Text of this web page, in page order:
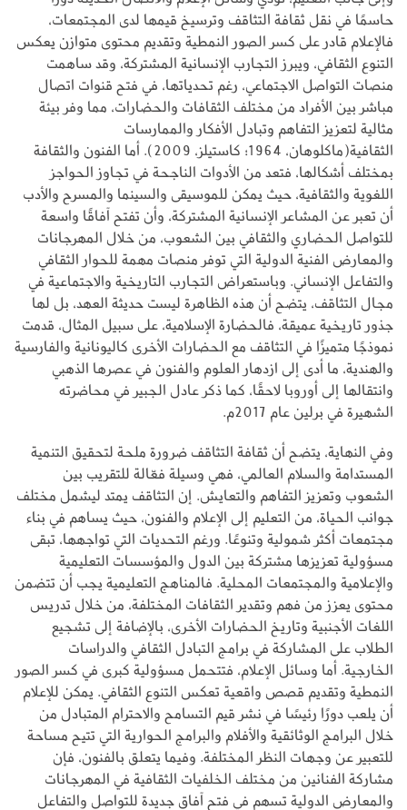
حاسمًا في نقل ثقافة التثاقف وترسيخ قيمها لدى المجتمعات،
فالإعلام قادر على كسر الصور النمطية وتقديم محتوى متوازن يعكس
التنوع الثقافي، ويبرز التجارب الإنسانية المشتركة، وقد ساهمت
منصات التواصل الاجتماعي، رغم تحدياتها، في فتح قنوات اتصال
مباشر بين الأفراد من مختلف الثقافات والحضارات، مما وفر بيئة
مثالية لتعزيز التفاهم وتبادل الأفكار والممارسات
الثقافية(ماكلوهان، 1964؛ كاستيلز، 2009). أما الفنون والثقافة
بمختلف أشكالها، فتعد من الأدوات الناجحة في تجاوز الحواجز
اللغوية والثقافية، حيث يمكن للموسيقى والسينما والمسرح والأدب
أن تعبر عن المشاعر الإنسانية المشتركة، وأن تفتح آفاقًا واسعة
للتواصل الحضاري والثقافي بين الشعوب، من خلال المهرجانات
والمعارض الفنية الدولية التي توفر منصات مهمة للحوار الثقافي
والتفاعل الإنساني. وباستعراض التجارب التاريخية والاجتماعية في
مجال التثاقف، يتضح أن هذه الظاهرة ليست حديثة العهد، بل لها
جذور تاريخية عميقة، فالحضارة الإسلامية، على سبيل المثال، قدمت
نموذجًا متميزًا في التثاقف مع الحضارات الأخرى كاليونانية والفارسية
والهندية، ما أدى إلى ازدهار العلوم والفنون في عصرها الذهبي
وانتقالها إلى أوروبا لاحقًا، كما ذكر عادل الجبير في محاضرته
الشهيرة في برلين عام 2017م.
وفي النهاية، يتضح أن ثقافة التثاقف ضرورة ملحة لتحقيق التنمية
المستدامة والسلام العالمي، فهي وسيلة فعّالة للتقريب بين
الشعوب وتعزيز التفاهم والتعايش. إن التثاقف يمتد ليشمل مختلف
جوانب الحياة، من التعليم إلى الإعلام والفنون، حيث يساهم في بناء
مجتمعات أكثر شمولية وتنوعًا. ورغم التحديات التي تواجهها، تبقى
مسؤولية تعزيزها مشتركة بين الدول والمؤسسات التعليمية
والإعلامية والمجتمعات المحلية. فالمناهج التعليمية يجب أن تتضمن
محتوى يعزز من فهم وتقدير الثقافات المختلفة، من خلال تدريس
اللغات الأجنبية وتاريخ الحضارات الأخرى، بالإضافة إلى تشجيع
الطلاب على المشاركة في برامج التبادل الثقافي والدراسات
الخارجية. أما وسائل الإعلام، فتتحمل مسؤولية كبرى في كسر الصور
النمطية وتقديم قصص واقعية تعكس التنوع الثقافي. يمكن للإعلام
أن يلعب دورًا رئيسًا في نشر قيم التسامح والاحترام المتبادل من
خلال البرامج الوثائقية والأفلام والبرامج الحوارية التي تتيح مساحة
للتعبير عن وجهات النظر المختلفة. وفيما يتعلق بالفنون، فإن
مشاركة الفنانين من مختلف الخلفيات الثقافية في المهرجانات
والمعارض الدولية تسهم في فتح آفاق جديدة للتواصل والتفاعل